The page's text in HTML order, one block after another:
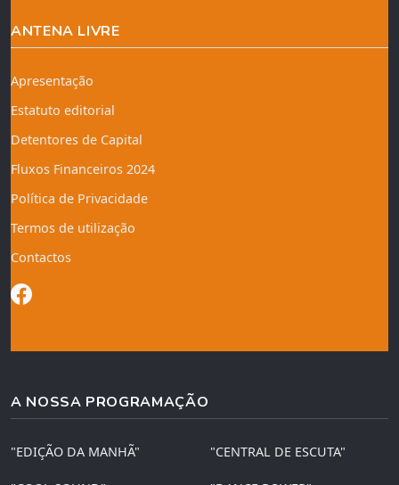
ANTENA LIVRE
Apresentação
Estatuto editorial
Detentores de Capital
Fluxos Financeiros 2024
Política de Privacidade
Termos de utilização
Contactos
A NOSSA PROGRAMAÇÃO
"EDIÇÃO DA MANHÃ" "CENTRAL DE ESCUTA"